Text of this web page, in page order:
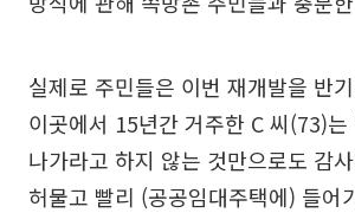
실제로 주민들은 이번 재개발을 반
이곳에서 15년간 거주한 C 씨(73)
나가라고 하지 않는 것만으로도 감
허물고 빨리 (공공임대주택에) 들어